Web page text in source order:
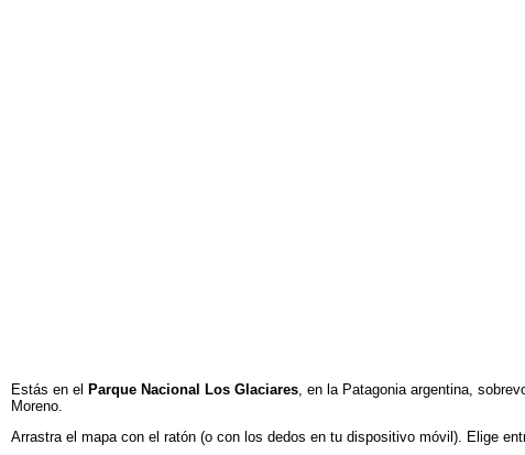
Estás en el Parque Nacional Los Glaciares, en la Patagonia argentina,
Moreno.
Arrastra el mapa con el ratón (o con los dedos en tu dispositivo móvil). Elige